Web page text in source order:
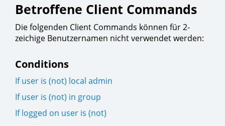
Betroffene Client Commands
Die folgenden Client Commands können für 2-
zeichige Benutzernamen nicht verwendet werden:
Conditions
If user is (not) local admin
If user is (not) in group
If logged on user is (not)